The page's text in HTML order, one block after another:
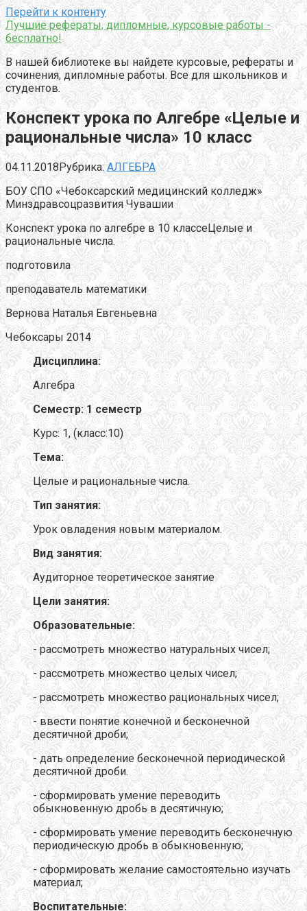
Перейти к контенту
Лучшие рефераты, дипломные, курсовые работы -
бесплатно!
В нашей библиотеке вы найдете курсовые, рефераты и
сочинения, дипломные работы. Все для школьников и
студентов.
Конспект урока по Алгебре «Целые и
рациональные числа» 10 класс
04.11.2018Рубрика: АЛГЕБРА
БОУ СПО «Чебоксарский медицинский колледж»
Минздравсоцразвития Чувашии
Конспект урока по алгебре в 10 классеЦелые и
рациональные числа.
подготовила
преподаватель математики
Вернова Наталья Евгеньевна
Чебоксары 2014
Дисциплина:
Алгебра
Семестр: 1 семестр
Курс: 1, (класс:10)
Тема:
Целые и рациональные числа.
Тип занятия:
Урок овладения новым материалом.
Вид занятия:
Аудиторное теоретическое занятие
Цели занятия:
Образовательные:
- рассмотреть множество натуральных чисел;
- рассмотреть множество целых чисел;
- рассмотреть множество рациональных чисел;
- ввести понятие конечной и бесконечной
десятичной дроби;
- дать определение бесконечной периодической
десятичной дроби.
- сформировать умение переводить
обыкновенную дробь в десятичную;
- сформировать умение переводить бесконечную
периодическую дробь в обыкновенную;
- сформировать желание самостоятельно изучать
материал;
Воспитательные: